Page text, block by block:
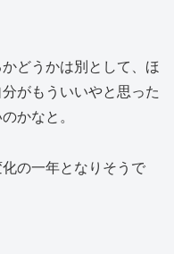
どうかは別として、ほ
がもういいやと思った
かなと。
の一年となりそうで